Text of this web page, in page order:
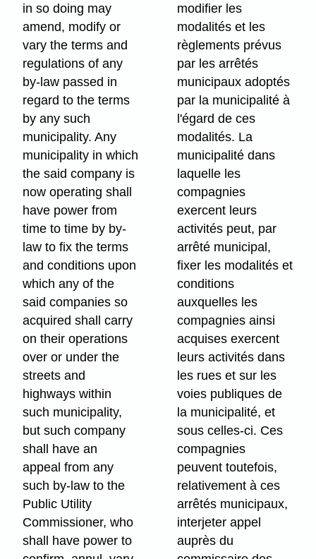
in so doing may
amend, modify or
vary the terms and
regulations of any
by-law passed in
regard to the terms
by any such
municipality. Any
municipality in which
the said company is
now operating shall
have power from
time to time by by-
law to fix the terms
and conditions upon
which any of the
said companies so
acquired shall carry
on their operations
over or under the
streets and
highways within
such municipality,
but such company
shall have an
appeal from any
such by-law to the
Public Utility
Commissioner, who
shall have power to
modifier les
modalités et les
règlements prévus
par les arrêtés
municipaux adoptés
par la municipalité à
l'égard de ces
modalités. La
municipalité dans
laquelle les
compagnies
exercent leurs
activités peut, par
arrêté municipal,
fixer les modalités et
conditions
auxquelles les
compagnies ainsi
acquises exercent
leurs activités dans
les rues et sur les
voies publiques de
la municipalité, et
sous celles-ci. Ces
compagnies
peuvent toutefois,
relativement à ces
arrêtés municipaux,
interjeter appel
auprès du